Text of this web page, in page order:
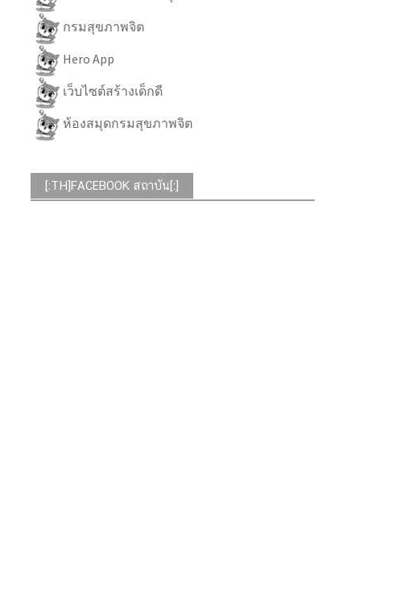
กรมสุขภาพจิต
Hero App
เว็บไซต์สร้างเด็กดี
ห้องสมุดกรมสุขภาพจิต
[:TH]FACEBOOK สถาบัน[:]